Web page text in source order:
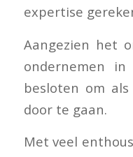
expertise
Aangezien het
ondernemen
besloten om
door te gaan.
Met veel